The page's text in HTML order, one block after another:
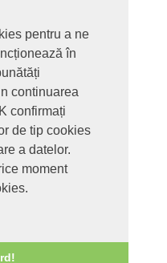
pentru a ne
în
continuarea
confirmați
de tip cookies
a datelor.
moment
conditii | Politica de
si anulare comanda |